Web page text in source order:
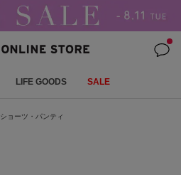
LIFE GOODS SALE
ショーツ・パンティ